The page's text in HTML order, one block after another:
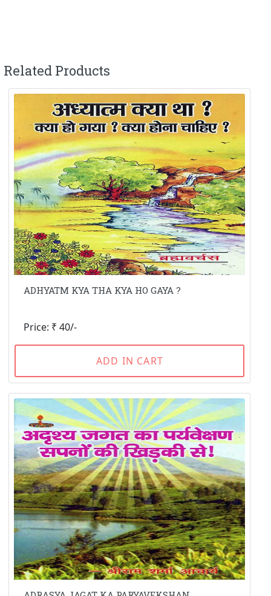
Related Products
ADHYATM KYA THA KYA HO GAYA ?
Price: ₹ 40/-
ADD IN CART